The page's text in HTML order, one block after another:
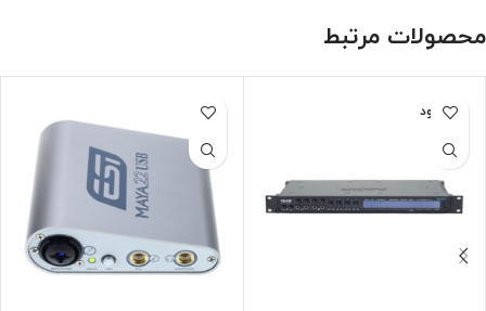
محصولات مرتبط
ناموجود